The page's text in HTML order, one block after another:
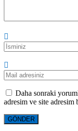
Daha sonraki
adresim ve site adresim